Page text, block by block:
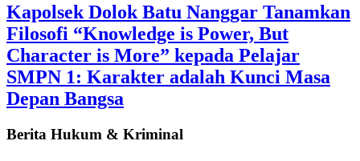
Kapolsek Dolok Batu Nanggar Tanamkan
Filosofi “Knowledge is Power, But
Character is More” kepada Pelajar
SMPN 1: Karakter adalah Kunci Masa
Depan Bangsa
Berita Hukum & Kriminal